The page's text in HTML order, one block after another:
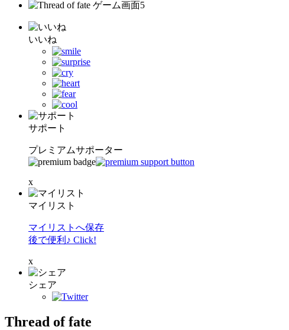
いいね
サポート
プレミアムサポーター
x
マイリスト
マイリストへ保存
後で便利♪ Click!
x
シェア
Thread of fate